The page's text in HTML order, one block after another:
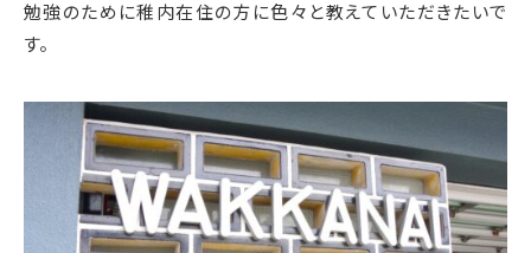
勉強のために稚内在住の方に色々と教えていただきたいで
す。